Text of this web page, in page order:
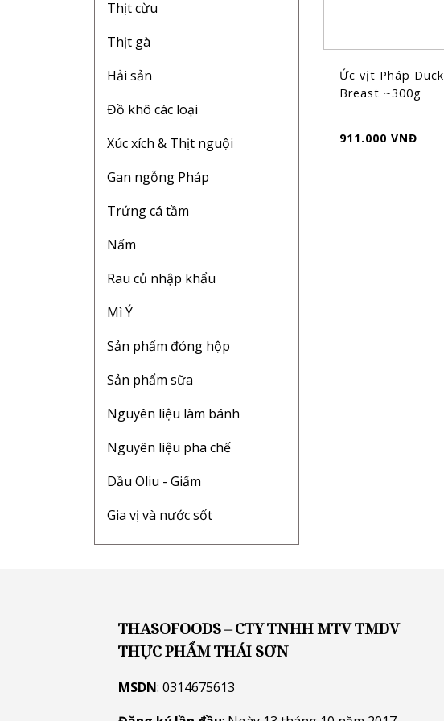
Thịt cừu
Thịt gà
Hải sản
Đồ khô các loại
Xúc xích & Thịt nguội
Gan ngỗng Pháp
Trứng cá tầm
Nấm
Rau củ nhập khẩu
Mì Ý
Sản phẩm đóng hộp
Sản phẩm sữa
Nguyên liệu làm bánh
Nguyên liệu pha chế
Dầu Oliu - Giấm
Gia vị và nước sốt
Ức vịt Pháp Duck
Breast ~300g
911.000 VNĐ
THASOFOODS – CTY TNHH MTV TMDV
THỰC PHẨM THÁI SƠN
MSDN: 0314675613